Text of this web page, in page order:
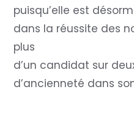
puisqu’elle est
dans la réussite des
plus
d’un candidat sur
d’ancienneté dans